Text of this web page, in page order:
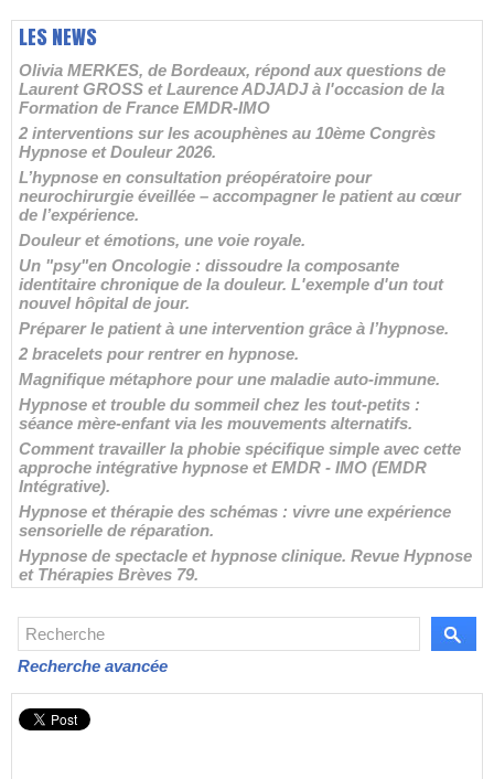
LES NEWS
Olivia MERKES, de Bordeaux, répond aux questions de
Laurent GROSS et Laurence ADJADJ à l'occasion de la
Formation de France EMDR-IMO
2 interventions sur les acouphènes au 10ème Congrès
Hypnose et Douleur 2026.
L’hypnose en consultation préopératoire pour
neurochirurgie éveillée – accompagner le patient au cœur
de l’expérience.
Douleur et émotions, une voie royale.
Un "psy"en Oncologie : dissoudre la composante
identitaire chronique de la douleur. L'exemple d'un tout
nouvel hôpital de jour.
Préparer le patient à une intervention grâce à l’hypnose.
2 bracelets pour rentrer en hypnose.
Magnifique métaphore pour une maladie auto-immune.
Hypnose et trouble du sommeil chez les tout-petits :
séance mère-enfant via les mouvements alternatifs.
Comment travailler la phobie spécifique simple avec cette
approche intégrative hypnose et EMDR - IMO (EMDR
Intégrative).
Hypnose et thérapie des schémas : vivre une expérience
sensorielle de réparation.
Hypnose de spectacle et hypnose clinique. Revue Hypnose
et Thérapies Brèves 79.
Recherche avancée